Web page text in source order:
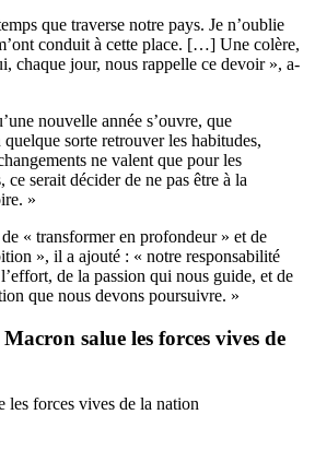
que traverse notre pays. Je n’oublie
conduit à cette place. […] Une colère,
chaque jour, nous rappelle ce devoir », a-
nouvelle année s’ouvre, que
sorte retrouver les habitudes,
ne valent que pour les
ce serait décider de ne pas être à la
»
« transformer en profondeur » et de
», il a ajouté : « notre responsabilité
de la passion qui nous guide, et de
que nous devons poursuivre. »
salue les forces vives de
les forces vives de la nation